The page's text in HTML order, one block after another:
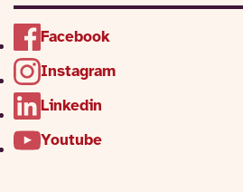
Facebook
Instagram
Linkedin
Youtube